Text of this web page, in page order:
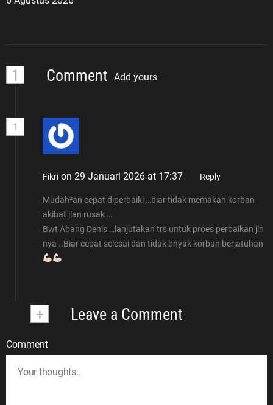
1 Comment Add yours
1
Fikri on 29 Januari 2026 at 17:37 Reply
Mudah²an cepat diperbaiki …biar tidak memakan korban
akibat jlan rusak …
Bwt Abang Denis …lanjutakan trs untuk proes perbaikan jln
nya ..Biar cepat selesai dan tidak bnyak korban berjatuhan
+ Leave a Comment
Comment